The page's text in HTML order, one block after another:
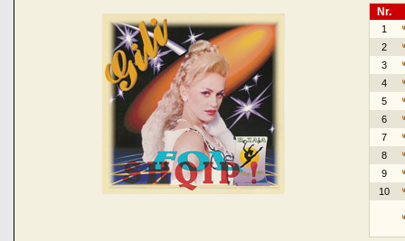
Nr.
1
2
3
4
5
6
7
8
9
10